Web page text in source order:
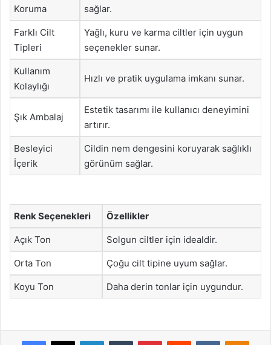
Koruma
sağlar.
Farklı Cilt
Tipleri
Yağlı, kuru ve karma ciltler için uygun
seçenekler sunar.
Kullanım
Kolaylığı
Hızlı ve pratik uygulama imkanı sunar.
Şık Ambalaj
Estetik tasarımı ile kullanıcı deneyimini
artırır.
Besleyici
İçerik
Cildin nem dengesini koruyarak sağlıklı
görünüm sağlar.
Renk Seçenekleri Özellikler
Açık Ton Solgun ciltler için idealdir.
Orta Ton Çoğu cilt tipine uyum sağlar.
Koyu Ton Daha derin tonlar için uygundur.
Facebook
X LinkedInTumblr PinterestReddit VKontakte